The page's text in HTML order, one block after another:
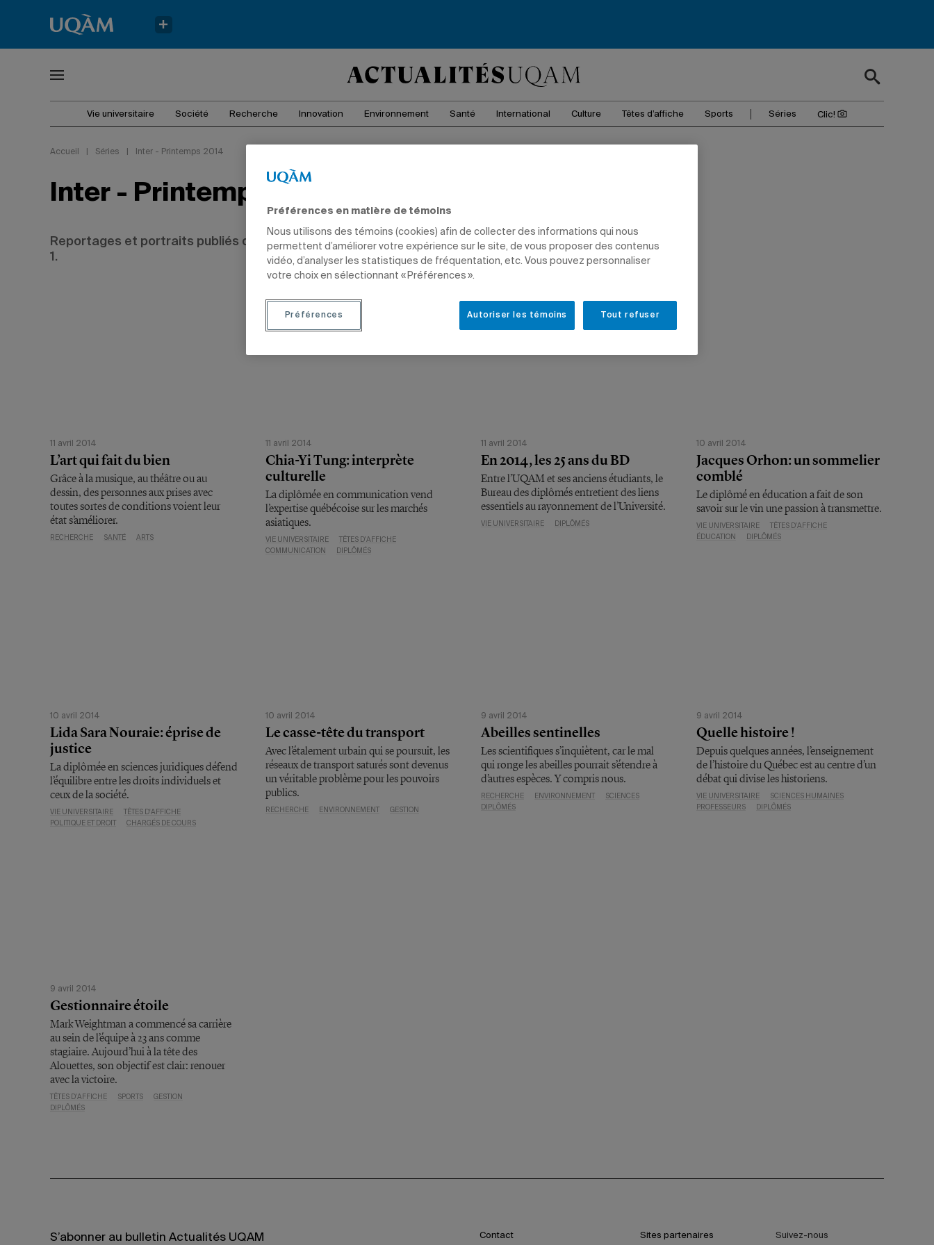
Vie universitaire Société Recherche Innovation Environnement Santé International Culture Têtes d’affiche Sports Séries Clic!
Accueil Séries Inter - Printemps 2014
Inter - Printemps 2014
Reportages et portraits publiés dansInter, le magazine de l'UQAM, vol. 12, no
1.
11 avril 2014
L’art qui fait du bien
Grâce à la musique, au théâtre ou au
dessin, des personnes aux prises avec
toutes sortes de conditions voient leur
état s’améliorer.
RECHERCHE SANTÉ ARTS
11 avril 2014
Chia-Yi Tung: interprète
culturelle
La diplômée en communication vend
l’expertise québécoise sur les marchés
asiatiques.
VIE UNIVERSITAIRE
TÊTES D'AFFICHE
COMMUNICATION
DIPLÔMÉS
11 avril 2014
En 2014, les 25 ans du BD
Entre l’UQAM et ses anciens étudiants, le
Bureau des diplômés entretient des liens
essentiels au rayonnement de l’Université.
VIE UNIVERSITAIRE DIPLÔMÉS
10 avril 2014
Jacques Orhon: un sommelier
comblé
Le diplômé en éducation a fait de son
savoir sur le vin une passion à transmettre.
VIE UNIVERSITAIRE
TÊTES D'AFFICHE
ÉDUCATION
DIPLÔMÉS
10 avril 2014
Lida Sara Nouraie: éprise de
justice
La diplômée en sciences juridiques défend
l’équilibre entre les droits individuels et
ceux de la société.
VIE UNIVERSITAIRE
TÊTES D'AFFICHE
POLITIQUE ET DROIT
CHARGÉS DE COURS
10 avril 2014
Le casse-tête du transport
Avec l’étalement urbain qui se poursuit, les
réseaux de transport saturés sont devenus
un véritable problème pour les pouvoirs
publics.
RECHERCHE ENVIRONNEMENT GESTION
9 avril 2014
Abeilles sentinelles
Les scientifiques s’inquiètent, car le mal
qui ronge les abeilles pourrait s’étendre à
d’autres espèces. Y compris nous.
RECHERCHE ENVIRONNEMENT
SCIENCES
DIPLÔMÉS
9 avril 2014
Quelle histoire !
Depuis quelques années, l’enseignement
de l’histoire du Québec est au centre d’un
débat qui divise les historiens.
VIE UNIVERSITAIRE
SCIENCES HUMAINES
PROFESSEURS
DIPLÔMÉS
9 avril 2014
Gestionnaire étoile
Mark Weightman a commencé sa carrière
au sein de l’équipe à 23 ans comme
stagiaire. Aujourd’hui à la tête des
Alouettes, son objectif est clair: renouer
avec la victoire.
TÊTES D'AFFICHE SPORTS
GESTION
DIPLÔMÉS
S’abonner au bulletin Actualités UQAM Contact Sites partenaires Suivez-nous
Préférences en matière de témoins
Nous utilisons des témoins (cookies) afin de collecter des informations qui nous
permettent d’améliorer votre expérience sur le site, de vous proposer des contenus
vidéo, d’analyser les statistiques de fréquentation, etc. Vous pouvez personnaliser
votre choix en sélectionnant « Préférences ».
Tout refuser
Autoriser les témoins
Préférences